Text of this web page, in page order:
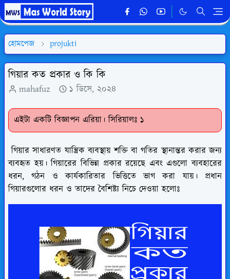
হোমপেজ projukti
গিয়ার কত প্রকার ও কি কি
mahafuz ১ ডিসে, ২০২৪
এইটা একটি বিজ্ঞাপন এরিয়া। সিরিয়ালঃ ১
গিয়ার সাধারণত যান্ত্রিক ব্যবস্থায় শক্তি বা গতির স্থানান্তর করার জন্য
ব্যবহৃত হয়। গিয়ারের বিভিন্ন প্রকার রয়েছে এবং এগুলো ব্যবহারের
ধরন, গঠন ও কার্যকারিতার ভিত্তিতে ভাগ করা যায়। প্রধান
গিয়ারগুলোর ধরন ও তাদের বৈশিষ্ট্য নিচে দেওয়া হলোঃ